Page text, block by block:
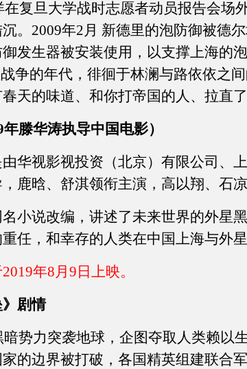
旦大学战时志愿者动员报告会场
。2009年2月 新德里的泡防御被德
发生器被安装使用，以支撑上海的
争的年代，徘徊于林澜与路依依之
天的味道、和你打帝国的人、拉
滕华涛执导中国电影）
由华视影视投资（北京）有限公司、
鹿晗、舒淇领衔主演，高以翔、石
说改编，讲述了未来世界的外星黑
任，和幸存的人类在中国上海与外
年8月9日上映。
剧情
力突袭地球，企图夺取人类赖以
的边界被打破，各国精英组建联合